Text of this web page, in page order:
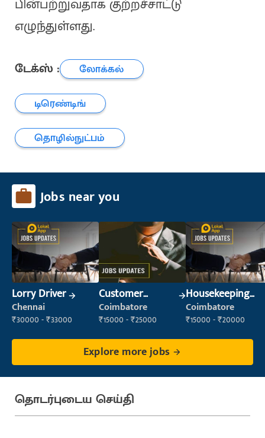
பின்பற்றுவதாக குற்றச்சாட்டு
எழுந்துள்ளது.
டேக்ஸ் :
லோக்கல்
டிரெண்டிங்
தொழில்நுட்பம்
Jobs near you
Lorry Driver
Chennai
₹30000 - ₹33000
Customer
Service Executive
(Customer
Coimbatore
₹15000 - ₹25000
Housekeeping
Staff
(Housekeeping)
Coimbatore
₹15000 - ₹20000
Explore more jobs
தொடர்புடைய செய்தி